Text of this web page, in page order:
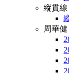
縱貫線
周華健